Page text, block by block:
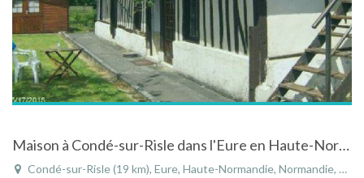
Maison à Condé-sur-Risle dans l'Eure en Haute-Normandie
Condé-sur-Risle (19 km), Eure, Haute-Normandie, Normandie, France